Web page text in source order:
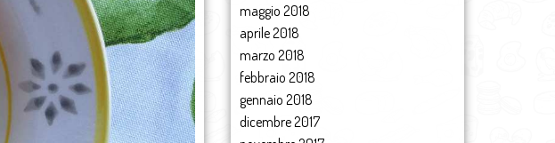
maggio 2018
aprile 2018
marzo 2018
febbraio 2018
gennaio 2018
dicembre 2017